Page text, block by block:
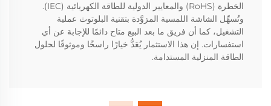
الخطرة (RoHS) والمعايير الدولية للطاقة الكهربائية (IEC).
وتُسهِّل الشاشة اللمسية المزوَّدة بتقنية البلوتوث عملية
التشغيل، كما أن فريق ما بعد البيع متاح دائمًا للإجابة عن أي
استفسارات. إن هذا الاستثمار يُعَدُّ خيارًا راسخًا وموثوقًا لحلول
الطاقة المنزلية المستدامة.